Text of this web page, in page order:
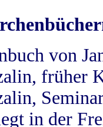
von
früher
in der